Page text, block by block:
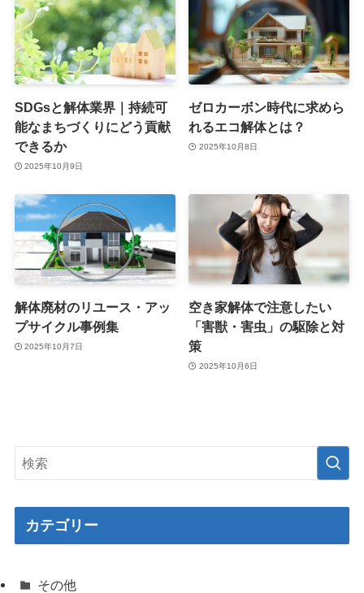
SDGsと解体業界｜持続可
能なまちづくりにどう貢献
できるか
2025年10月9日
ゼロカーボン時代に求めら
れるエコ解体とは？
2025年10月8日
解体廃材のリユース・アッ
プサイクル事例集
2025年10月7日
空き家解体で注意したい
「害獣・害虫」の駆除と対
策
2025年10月6日
カテゴリー
その他